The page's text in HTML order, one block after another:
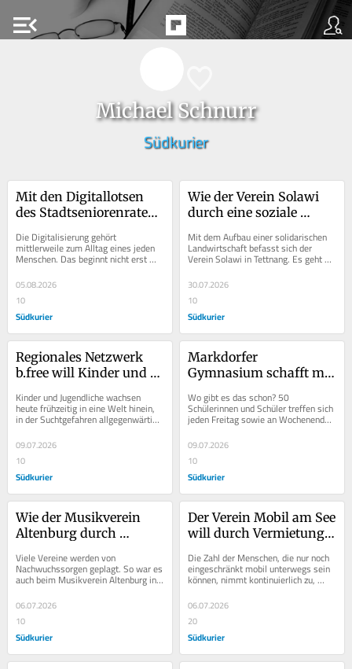
menu_open
Michael Schnurr
Südkurier
Mit den Digitallotsen
des Stadtseniorenrates
der digitalen Welt
zurecht
Die Digitalisierung gehört
mittlerweile zum Alltag eines jeden
Menschen. Das beginnt nicht erst
beim Umgang mit dem mobilen
Telefon, sondern...
05.08.2026
10
Südkurier
Wie der Verein Solawi
durch eine soziale
nachhaltig produzieren
will
Mit dem Aufbau einer solidarischen
Landwirtschaft befasst sich der
Verein Solawi in Tettnang. Es geht
ihm um „eine faire, regionale und
nachhaltige...
30.07.2026
10
Südkurier
Regionales Netzwerk
b.free will Kinder und
Suchtgefahren
schützen
Kinder und Jugendliche wachsen
heute frühzeitig in eine Welt hinein,
in der Suchtgefahren allgegenwärtig
sind. Neben exzessivem
Medienkonsum...
09.07.2026
10
Südkurier
Markdorfer
Gymnasium schafft mit
Talentschmiede für die
Region
Wo gibt es das schon? 50
Schülerinnen und Schüler treffen sich
jeden Freitag sowie an Wochenenden
und in den Ferien in der Schule?
Während andere...
09.07.2026
10
Südkurier
Wie der Musikverein
Altenburg durch
Nachwuchssorgen
begegnet
Viele Vereine werden von
Nachwuchssorgen geplagt. So war es
auch beim Musikverein Altenburg in
Jestetten. Der bald 100 Jahre alte
Verein hatte vor...
06.07.2026
10
Südkurier
Der Verein Mobil am See
will durch Vermietung
Leben erleichtern
Die Zahl der Menschen, die nur noch
eingeschränkt mobil unterwegs sein
können, nimmt kontinuierlich zu,
denn die Menschen werden immer
älter. Sie...
06.07.2026
20
Südkurier